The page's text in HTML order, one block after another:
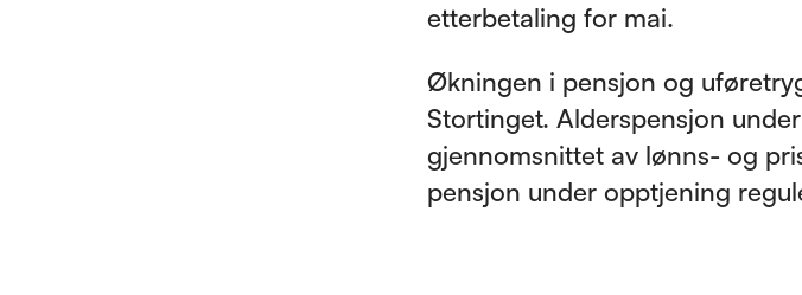
etterbetaling for mai.
Økningen i pensjon og
Stortinget. Alderspensjon
gjennomsnittet av lønns- og
pensjon under opptjening